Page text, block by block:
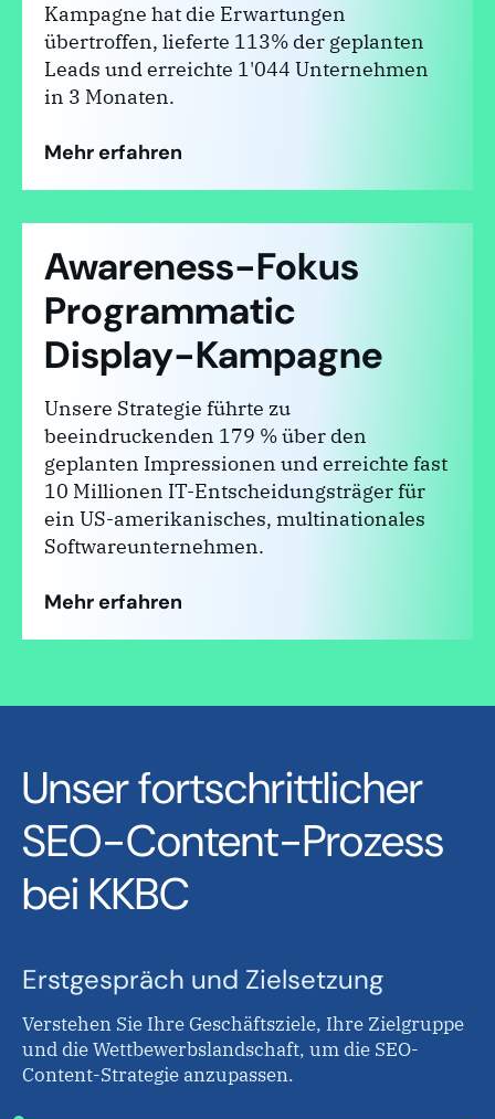
Kampagne hat die Erwartungen
übertroffen, lieferte 113% der geplanten
Leads und erreichte 1'044 Unternehmen
in 3 Monaten.
Mehr erfahren
Awareness-Fokus
Programmatic
Display-Kampagne
Unsere Strategie führte zu
beeindruckenden 179 % über den
geplanten Impressionen und erreichte fast
10 Millionen IT-Entscheidungsträger für
ein US-amerikanisches, multinationales
Softwareunternehmen.
Mehr erfahren
Unser fortschrittlicher
SEO-Content-Prozess
bei KKBC
Erstgespräch und Zielsetzung
Verstehen Sie Ihre Geschäftsziele, Ihre Zielgruppe
und die Wettbewerbslandschaft, um die SEO-
Content-Strategie anzupassen.